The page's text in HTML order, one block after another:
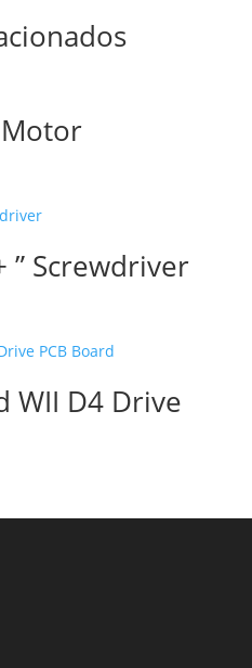
” Screwdriver
WII D4 Drive